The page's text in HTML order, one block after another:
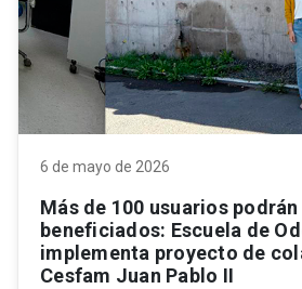
6 de mayo de 2026
Más de 100 usuarios podrán
beneficiados: Escuela de
implementa proyecto de
Cesfam Juan Pablo II